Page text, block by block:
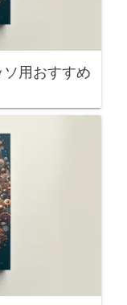
用おすすめ